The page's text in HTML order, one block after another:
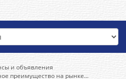
и объявления
преимущество на рынке...